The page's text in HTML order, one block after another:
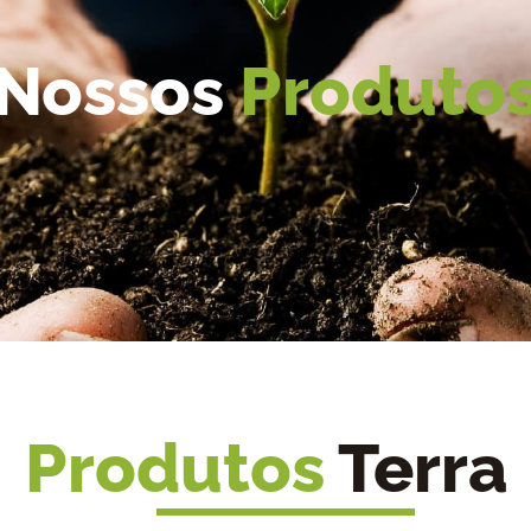
ProdutosTerra